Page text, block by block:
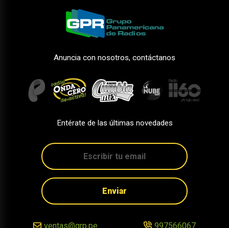
Anuncia con nosotros, contáctanos
Entérate de las últimas novedades
Enviar
ventas@grp.pe 997566067